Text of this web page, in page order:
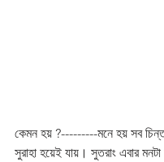
কেমন হয় ?---------মনে হয় সব
সুরাহা হয়েই যায়। সুতরাং এবার মনটা